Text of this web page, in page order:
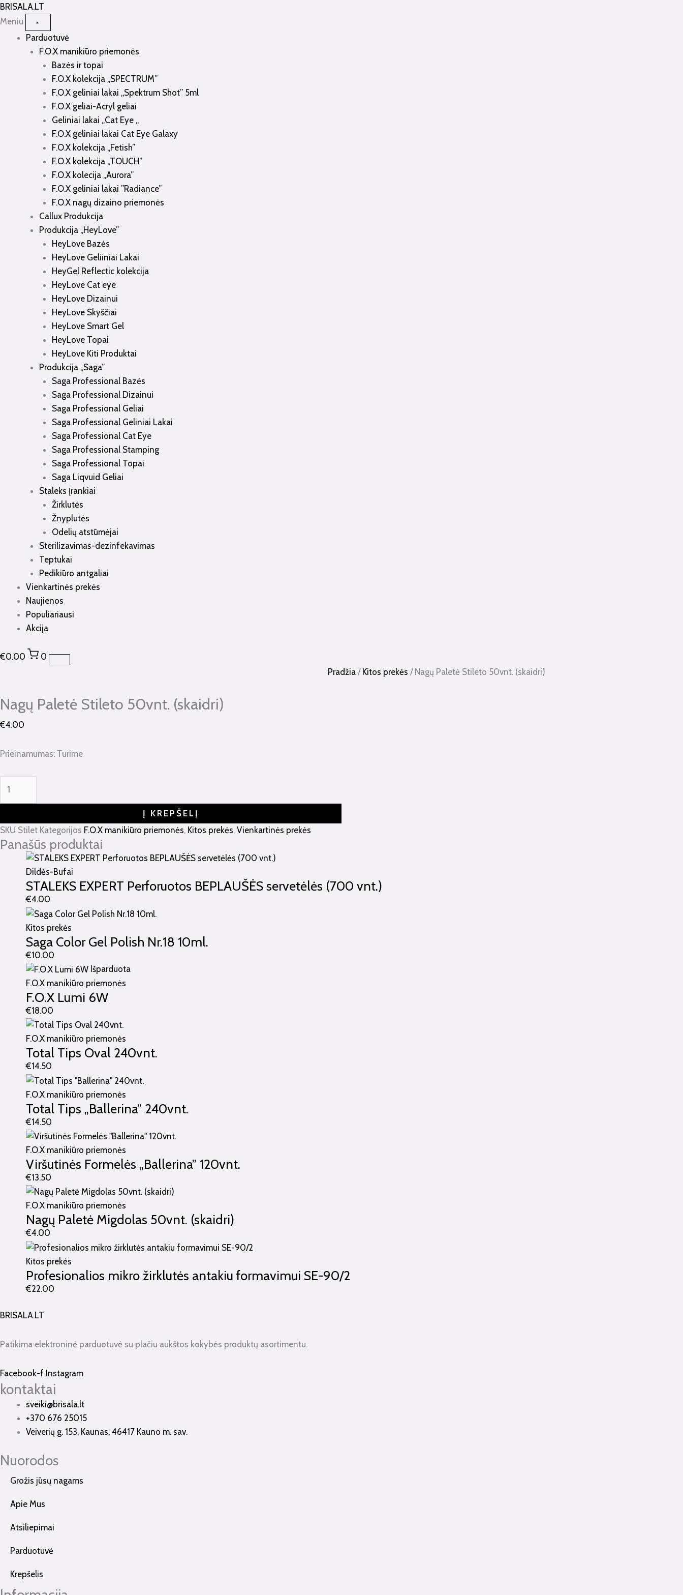
BRISALA.LT
Meniu
×
Parduotuvė
F.O.X manikiūro priemonės
Bazės ir topai
F.O.X kolekcija „SPECTRUM”
F.O.X geliniai lakai „Spektrum Shot” 5ml
F.O.X geliai-Acryl geliai
Geliniai lakai „Cat Eye „
F.O.X geliniai lakai Cat Eye Galaxy
F.O.X kolekcija „Fetish”
F.O.X kolekcija „TOUCH”
F.O.X kolecija „Aurora”
F.O.X geliniai lakai ”Radiance”
F.O.X nagų dizaino priemonės
Callux Produkcija
Produkcija „HeyLove”
HeyLove Bazės
HeyLove Geliiniai Lakai
HeyGel Reflectic kolekcija
HeyLove Cat eye
HeyLove Dizainui
HeyLove Skyščiai
HeyLove Smart Gel
HeyLove Topai
HeyLove Kiti Produktai
Produkcija „Saga”
Saga Professional Bazės
Saga Professional Dizainui
Saga Professional Geliai
Saga Professional Geliniai Lakai
Saga Professional Cat Eye
Saga Professional Stamping
Saga Professional Topai
Saga Liqvuid Geliai
Staleks Įrankiai
Žirklutės
Žnyplutės
Odelių atstūmėjai
Sterilizavimas-dezinfekavimas
Teptukai
Pedikiūro antgaliai
Vienkartinės prekės
Naujienos
Populiariausi
Akcija
€0.00 0
Pereiti
prie
Pradžia / Kitos prekės / Nagų Paletė Stileto 50vnt. (skaidri)
Nagų Paletė Stileto 50vnt. (skaidri)
€4.00
Prieinamumas: Turime
Nagų
Paletė
Stileto
(skaidri)
Į KREPŠELĮ
SKU Stilet Kategorijos F.O.X manikiūro priemonės, Kitos prekės, Vienkartinės prekės
Panašūs produktai
Dildės-Bufai
STALEKS EXPERT Perforuotos BEPLAUŠĖS servetėlės (700 vnt.)
€4.00
Kitos prekės
Saga Color Gel Polish Nr.18 10ml.
€10.00
Išparduota
F.O.X manikiūro priemonės
F.O.X Lumi 6W
€18.00
F.O.X manikiūro priemonės
Total Tips Oval 240vnt.
€14.50
F.O.X manikiūro priemonės
Total Tips „Ballerina” 240vnt.
€14.50
F.O.X manikiūro priemonės
Viršutinės Formelės „Ballerina” 120vnt.
€13.50
F.O.X manikiūro priemonės
Nagų Paletė Migdolas 50vnt. (skaidri)
€4.00
Kitos prekės
Profesionalios mikro žirklutės antakiu formavimui SE-90/2
€22.00
BRISALA.LT
Patikima elektroninė parduotuvė su plačiu aukštos kokybės produktų asortimentu.
Facebook-f Instagram
kontaktai
sveiki@brisala.lt
+370 676 25015
Veiverių g. 153, Kaunas, 46417 Kauno m. sav.
Nuorodos
Grožis jūsų nagams
Apie Mus
Atsiliepimai
Parduotuvė
Krepšelis